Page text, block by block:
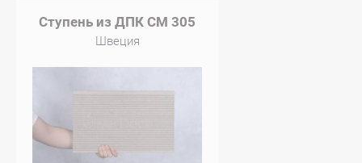
Ступень из ДПК CM 305
Швеция